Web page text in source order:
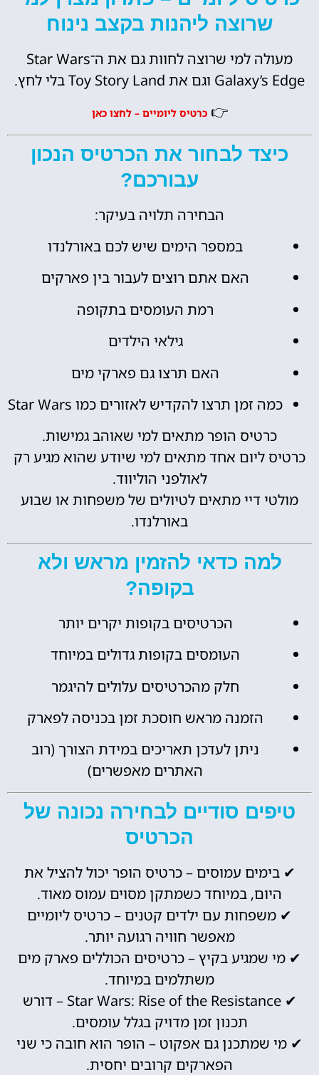
שרוצה ליהנות בקצב נינוח
מעולה למי שרוצה לחוות גם את ה־Star Wars
Galaxy’s Edge וגם את Toy Story Land בלי לחץ.
👉כרטיס ליומיים – לחצו כאן
כיצד לבחור את הכרטיס הנכון
עבורכם?
הבחירה תלויה בעיקר:
במספר הימים שיש לכם באורלנדו
האם אתם רוצים לעבור בין פארקים
רמת העומסים בתקופה
גילאי הילדים
האם תרצו גם פארקי מים
כמה זמן תרצו להקדיש לאזורים כמו Star Wars
כרטיס הופר מתאים למי שאוהב גמישות.
כרטיס ליום אחד מתאים למי שיודע שהוא מגיע רק
לאולפני הוליווד.
מולטי דיי מתאים לטיולים של משפחות או שבוע
באורלנדו.
למה כדאי להזמין מראש ולא
בקופה?
הכרטיסים בקופות יקרים יותר
העומסים בקופות גדולים במיוחד
חלק מהכרטיסים עלולים להיגמר
הזמנה מראש חוסכת זמן בכניסה לפארק
ניתן לעדכן תאריכים במידת הצורך (רוב
האתרים מאפשרים)
טיפים סודיים לבחירה נכונה של
הכרטיס
✔ בימים עמוסים – כרטיס הופר יכול להציל את
היום, במיוחד כשמתקן מסוים עמוס מאוד.
✔ משפחות עם ילדים קטנים – כרטיס ליומיים
מאפשר חוויה רגועה יותר.
✔ מי שמגיע בקיץ – כרטיסים הכוללים פארק מים
משתלמים במיוחד.
✔ Star Wars: Rise of the Resistance – דורש
תכנון זמן מדויק בגלל עומסים.
✔ מי שמתכנן גם אפקוט – הופר הוא חובה כי שני
הפארקים קרובים יחסית.